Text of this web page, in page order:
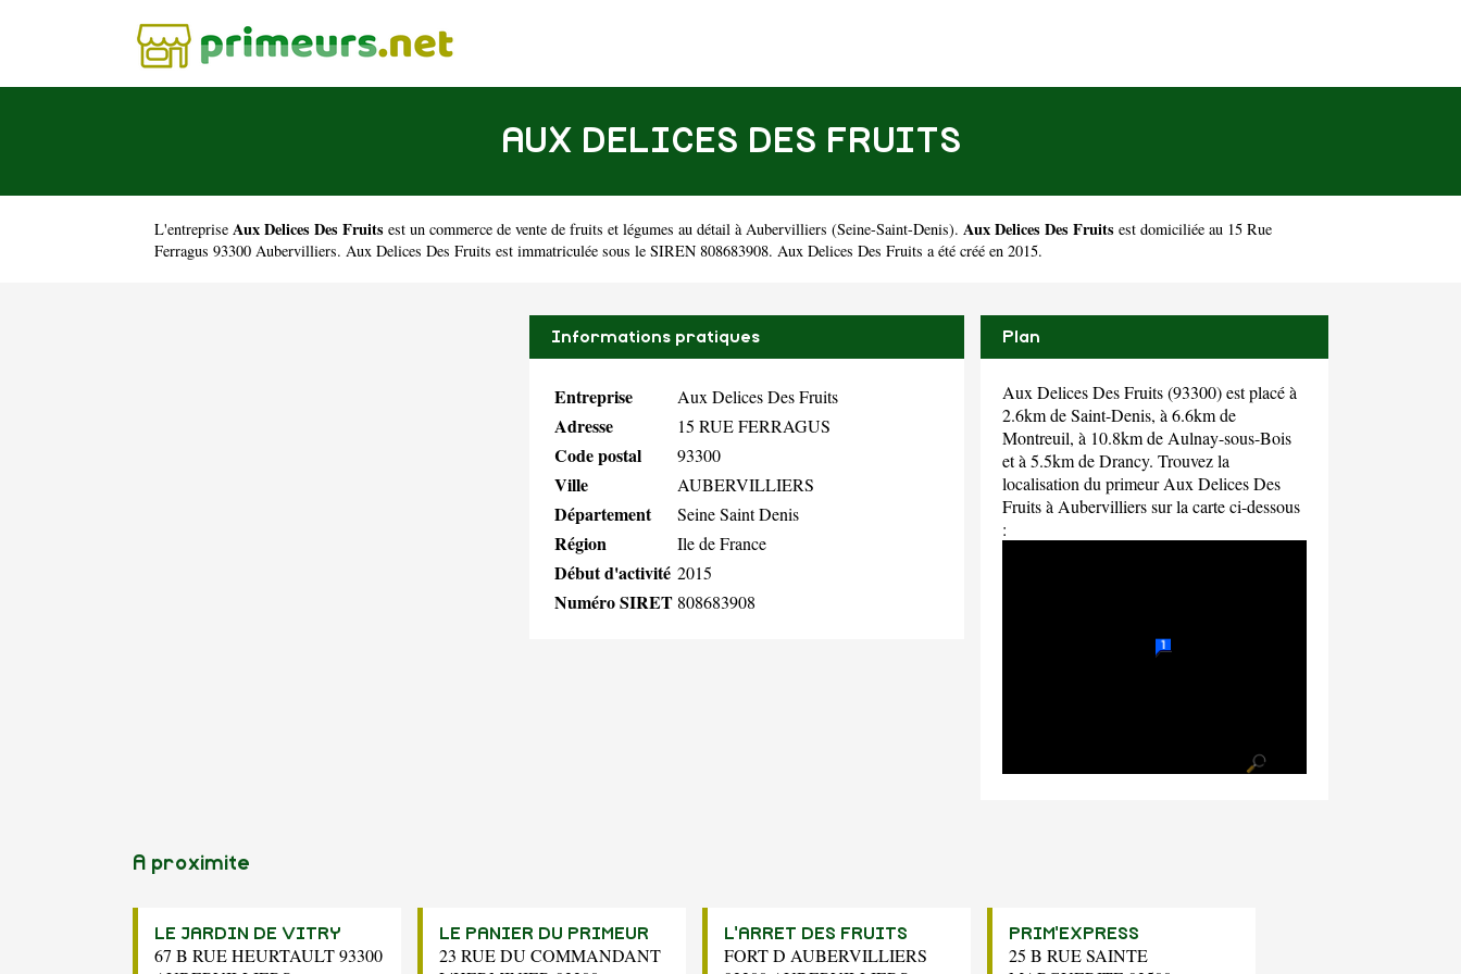
AUX DELICES DES FRUITS
L'entreprise Aux Delices Des Fruits est un commerce de vente de fruits et légumes au détail à Aubervilliers (Seine-Saint-Denis). Aux Delices Des Fruits est domiciliée au 15 Rue
Ferragus 93300 Aubervilliers. Aux Delices Des Fruits est immatriculée sous le SIREN 808683908. Aux Delices Des Fruits a été créé en 2015.
Informations pratiques
Entreprise Aux Delices Des Fruits
Adresse 15 RUE FERRAGUS
Code postal 93300
Ville AUBERVILLIERS
Département Seine Saint Denis
Région Ile de France
Début d'activité 2015
Numéro SIRET 808683908
Plan
Aux Delices Des Fruits (93300) est placé à
2.6km de Saint-Denis, à 6.6km de
Montreuil, à 10.8km de Aulnay-sous-Bois
et à 5.5km de Drancy. Trouvez la
localisation du primeur Aux Delices Des
Fruits à Aubervilliers sur la carte ci-dessous
:
A proximite
LE JARDIN DE VITRY
67 B RUE HEURTAULT 93300
LE PANIER DU PRIMEUR
23 RUE DU COMMANDANT
L'ARRET DES FRUITS
FORT D AUBERVILLIERS
PRIM'EXPRESS
25 B RUE SAINTE